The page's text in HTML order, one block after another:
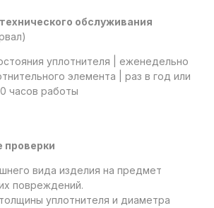
обслуживания
уплотнителя | еженедельно
элемента | раз в год или
часов работы
вида изделия на предмет
повреждений.
уплотнителя и диаметра